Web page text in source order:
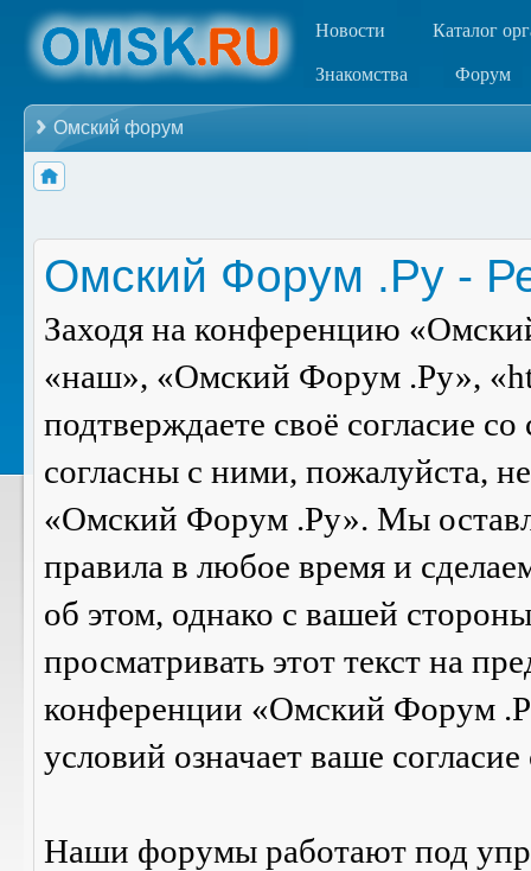
Новости Каталог
Знакомства Форум
Омский форум
Омский Форум .Ру -
Заходя на конференцию
«наш», «Омский Форум .Ру»,
подтверждаете своё согласие
согласны с ними, пожалуйста,
«Омский Форум .Ру». Мы
правила в любое время и
об этом, однако с вашей
просматривать этот текст на
конференции «Омский Форум
условий означает ваше
Наши форумы работают под